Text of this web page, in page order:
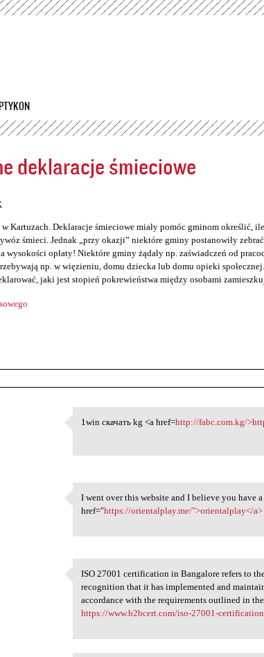
Przejdź
deklaracje śmieciowe
Kartuzach. Deklaracje śmieciowe miały pomóc gminom określić,
śmieci. Jednak „przy okazji” niektóre gminy postanowiły
wysokości opłaty! Niektóre gminy żądały np. zaświadczeń od
np. w więzieniu, domu dziecka lub domu opieki
jaki jest stopień pokrewieństwa między osobami
1win скачать kg <a href=http:
1win скачать kg <a href=http://fabc.com.kg/
I went over this website
I went over this website and I believe you have
href="https://orientalplay.me/">orientalplay</a>
ISO 27001 certification in
ISO 27001 certification in Bangalore refers to
recognition that it has implemented and
accordance with the requirements outlined in
https://www.b2bcert.com/iso-27001-